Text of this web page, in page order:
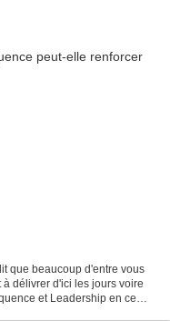
que beaucoup d'entre vous
délivrer d'ici les jours voire
et Leadership en ce